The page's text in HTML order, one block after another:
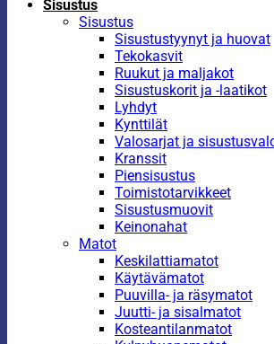
Sisustus
Sisustus
Sisustustyynyt ja huovat
Tekokasvit
Ruukut ja maljakot
Sisustuskorit ja -laatikot
Lyhdyt
Kynttilät
Valosarjat ja
Kranssit
Piensisustus
Toimistotarvikkeet
Sisustusmuovit
Keinonahat
Matot
Keskilattiamatot
Käytävämatot
Puuvilla- ja räsymatot
Juutti- ja sisalmatot
Kosteantilanmatot